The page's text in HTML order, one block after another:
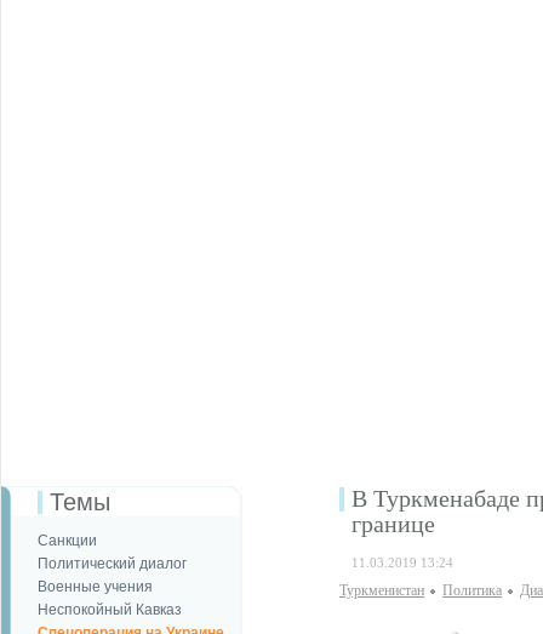
Темы
Санкции
Политический диалог
Военные учения
Неспокойный Кавказ
В Туркменабаде
границе
11.03.2019 13:24
Туркменистан Политика